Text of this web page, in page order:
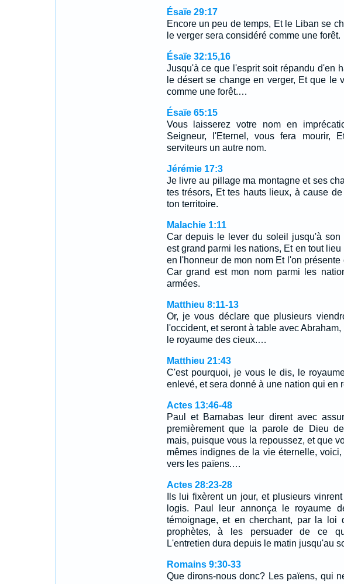
Ésaïe 29:17
Encore un peu de temps, Et le Liban se
le verger sera considéré comme une forêt.
Ésaïe 32:15,16
Jusqu'à ce que l'esprit soit répandu d'en
le désert se change en verger, Et que le
comme une forêt.…
Ésaïe 65:15
Vous laisserez votre nom en
Seigneur, l'Eternel, vous fera mourir,
serviteurs un autre nom.
Jérémie 17:3
Je livre au pillage ma montagne et ses
tes trésors, Et tes hauts lieux, à cause
ton territoire.
Malachie 1:11
Car depuis le lever du soleil jusqu'à son
est grand parmi les nations, Et en tout
en l'honneur de mon nom Et l'on présente
Car grand est mon nom parmi les
armées.
Matthieu 8:11-13
Or, je vous déclare que plusieurs
l'occident, et seront à table avec
le royaume des cieux.…
Matthieu 21:43
C'est pourquoi, je vous le dis, le
enlevé, et sera donné à une nation qui en
Actes 13:46-48
Paul et Barnabas leur dirent avec
premièrement que la parole de Dieu
mais, puisque vous la repoussez, et que
mêmes indignes de la vie éternelle,
vers les païens.…
Actes 28:23-28
Ils lui fixèrent un jour, et plusieurs
logis. Paul leur annonça le royaume
témoignage, et en cherchant, par la loi
prophètes, à les persuader de ce
L'entretien dura depuis le matin jusqu'au
Romains 9:30-33
Que dirons-nous donc? Les païens, qui